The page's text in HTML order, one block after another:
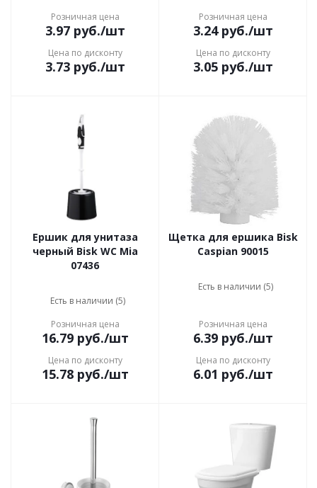
Розничная цена
3.97руб./шт
Цена по дисконту
3.73руб./шт
Розничная цена
3.24руб./шт
Цена по дисконту
3.05руб./шт
Ершик для унитаза
черный Bisk WC Mia
07436
Есть в наличии (5)
Розничная цена
16.79руб./шт
Цена по дисконту
15.78руб./шт
Щетка для ершика Bisk
Caspian 90015
Есть в наличии (5)
Розничная цена
6.39руб./шт
Цена по дисконту
6.01 руб./шт